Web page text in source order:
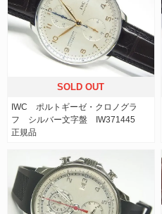
SOLD OUT
IWC ポルトギーゼ・クロノグラ
フ シルバー文字盤 IW371445
正規品